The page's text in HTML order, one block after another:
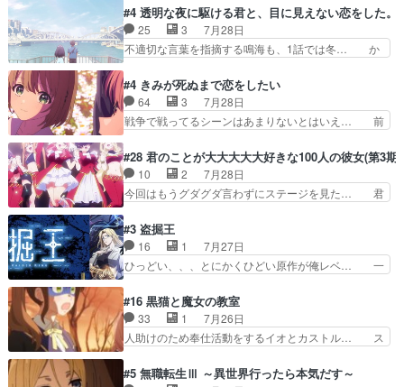
センスの土台になったエピ… コミカルなのにも慣
れてきました。１話でし… ロボットの反乱は今と
なっては良くある話し…
スターを呼ぶ笛？黒幕は狩猟祭とは関係… 平凡な
少女に見える眼鏡w眼鏡属性は持ち合… 神アニ
メ、ケテーイ！「騎士狩猟祭、前夜の… フィーネ
がアルノルトに活躍してもらいたが… 第４話を
とフィーネの２度目のデート出… マジできな臭い
ぞ帝位争い。姉からの刺客を… ふぃーねと町の様
子を見に行ったら町中で窃…
#4 透明な夜に駆ける君と、目に見えない恋をした。
25 3
7月28日
不適切な言葉を指摘する鳴海も、1話では冬… か
接していいのかわからず戸惑うかけるも… 盲目だ
と相手の表情も分からないからどう思… 今期のバ
ックナンバーみたいなOPアニメ。… 初デートで
冬月を笑わせようとする姿も冬月… 特に大きな事
を笑わせようとする姿も冬月… 3話までは主人公
がどうでもいいことでずっ… 花火購入に浅草へ…
行き当たりばったり訪問…
#4 きみが死ぬまで恋をしたい
64 3
7月28日
戦争で戦ってるシーンはあまりないとはいえ… 前
の存在で揺らぐ14クラス約束された死… ミミの
秘密をあっさり受け入れたのは拍子抜… 蘇生魔法
って下衆い国なら進退窮まったら手… 蘇生魔法ヤ
バイけどミミいなかったら詰んで… アニメオタク
うございました！アリとセイ… ごめん、そういう
話がしたい作品じゃないの… 第４話感想：その口
止め効果あるかな？ミミ…
#28 君のことが大大大大大好きな100人の彼女(第3期)
10 2
7月28日
今回はもうグダグダ言わずにステージを見た… 君
カノ版ラブライブ！？こういうのは人… 俺、みん
なのレッスン動画をDVDが焼きき… アナウンス
役で出演いたしましたみんなのア… 恋太郎ファミ
リーがガチでアイドルに挑戦！… ギャグギャグし
カノGirlfrien… 『アイドル伝説恋太郎ファミリ
ー』にて「ア… 安木路佐ウル子役で出演いたしま
したクォリ…
#3 盗掘王
16 1
7月27日
ひっどい、、、とにかくひどい原作が俺レベ… 一
美咲さんと言えば幼女！アイマスの市原… 遼河は
目的の為には人命も軽視するタイプの… 4つのス
キルが揃う。広い墓を捜索中、遼河… 村正はそん
なおどろおどろしいエピソードあ… 気持ちよくし
レベのアニメ制作を日本に奪… 予言で正体がバレ
#16 黒猫と魔女の教室
33 1
7月26日
人助けのため奉仕活動をするイオとカストル… ス
とカストルの共通点は、魔法の制御が出… 椋鳥の
#5 無職転生Ⅲ ～異世界行ったら本気だす～